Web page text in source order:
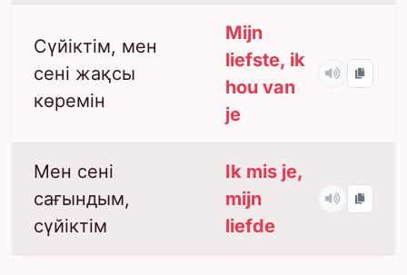
Сүйіктім, мен
сені жақсы
көремін
Mijn
liefste, ik
hou van
je
Мен сені
сағындым,
сүйіктім
Ik mis je,
mijn
liefde